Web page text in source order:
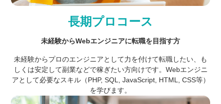
長期プロコース
未経験からWebエンジニアに転職を目指す方
未経験からプロのエンジニアとして力を付けて転職したい、も
しくは安定して副業などで稼ぎたい方向けです。Webエンジニ
アとして必要なスキル（PHP, SQL, JavaScript, HTML, CSS等）
を学びます。